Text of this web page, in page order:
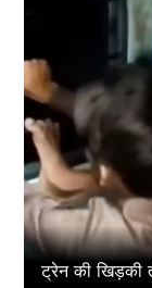
ट्रेन की खिड़की